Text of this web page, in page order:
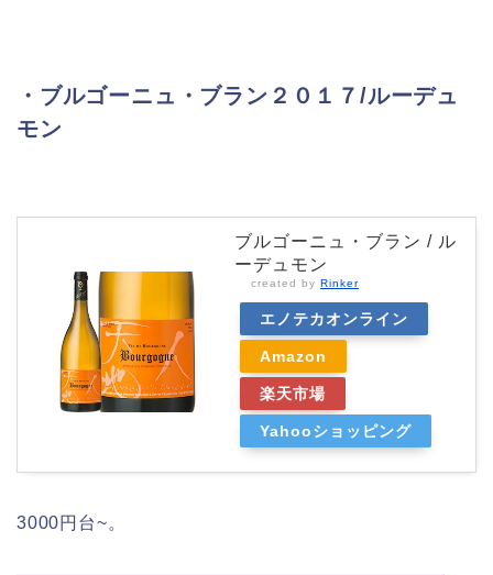
・ブルゴーニュ・ブラン２０１７/ルーデュ
モン
ブルゴーニュ・ブラン / ル
ーデュモン
created by Rinker
エノテカオンライン
Amazon
楽天市場
Yahooショッピング
3000円台~。